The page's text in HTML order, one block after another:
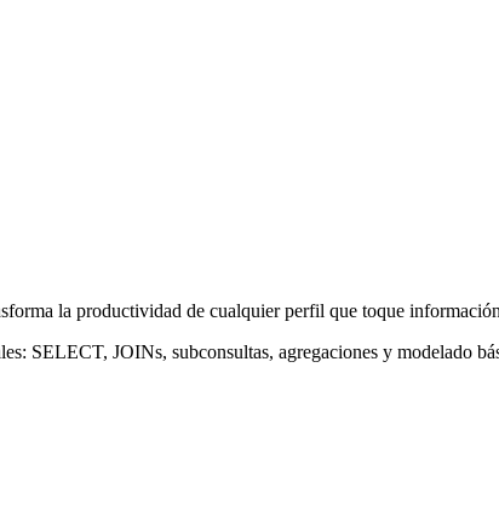
la productividad de cualquier perfil que toque
SELECT, JOINs, subconsultas, agregaciones y modelado